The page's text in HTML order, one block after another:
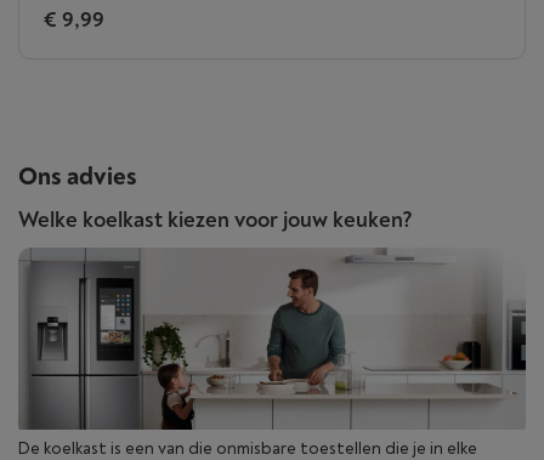
€ 9,99
Ons advies
Welke koelkast kiezen voor jouw keuken?
De koelkast is een van die onmisbare toestellen die je in elke